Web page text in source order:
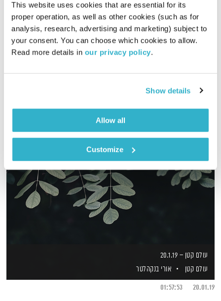
This website uses cookies that are essential for its
proper operation, as well as other cookies (such as for
analysis, research, advertising and marketing) subject to
your consent. You can choose which cookies to allow.
Read more details in our privacy policy.
Show details
Allow all
Customize
השעה המיוחדת
אסי זיגדון
17.12.15
00:57:30
אסי זיגדון פוגש את דני שוורץ לשעה על מה שבין התפתחות
עולם קטן – 20.1.19
עולם קטן
אורי בנקהלטר
20.01.19
01:57:53